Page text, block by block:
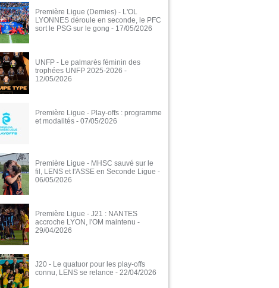
Première Ligue (Demies) - L'OL
LYONNES déroule en seconde, le PFC
sort le PSG sur le gong - 17/05/2026
UNFP - Le palmarès féminin des
trophées UNFP 2025-2026 -
12/05/2026
Première Ligue - Play-offs : programme
et modalités - 07/05/2026
Première Ligue - MHSC sauvé sur le
fil, LENS et l'ASSE en Seconde Ligue -
06/05/2026
Première Ligue - J21 : NANTES
accroche LYON, l'OM maintenu -
29/04/2026
J20 - Le quatuor pour les play-offs
connu, LENS se relance - 22/04/2026